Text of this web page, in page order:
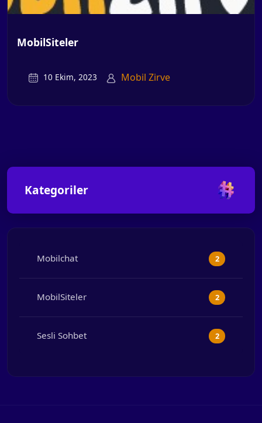
MobilSiteler
10 Ekim, 2023 Mobil Zirve
Kategoriler
Mobilchat 2
MobilSiteler 2
Sesli Sohbet 2